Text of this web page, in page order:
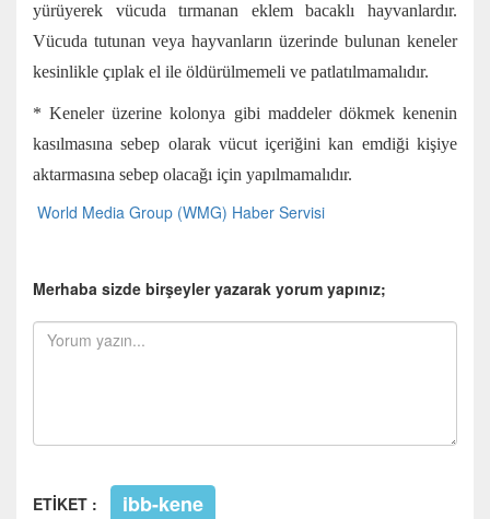
yürüyerek vücuda tırmanan eklem bacaklı hayvanlardır.
Vücuda tutunan veya hayvanların üzerinde bulunan keneler
kesinlikle çıplak el ile öldürülmemeli ve patlatılmamalıdır.
* Keneler üzerine kolonya gibi maddeler dökmek kenenin
kasılmasına sebep olarak vücut içeriğini kan emdiği kişiye
aktarmasına sebep olacağı için yapılmamalıdır.
World Media Group (WMG) Haber Servisi
Merhaba sizde birşeyler yazarak yorum yapınız;
ETİKET : ibb-kene